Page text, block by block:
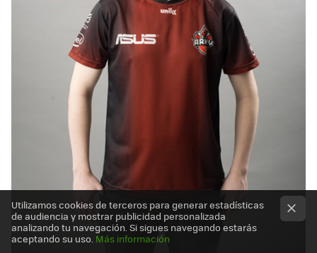
Utilizamos cookies de terceros para generar estadísticas
de audiencia y mostrar publicidad personalizada
analizando tu navegación. Si sigues navegando estarás
aceptando su uso. Más información